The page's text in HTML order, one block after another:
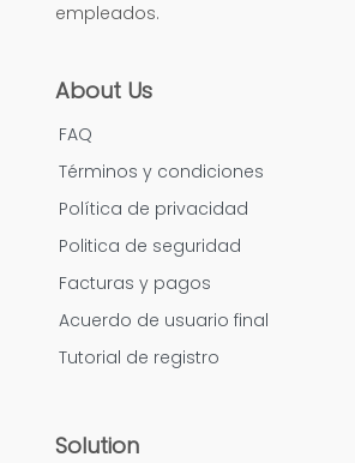
empleados.
About Us
FAQ
Términos y condiciones
Política de privacidad
Politica de seguridad
Facturas y pagos
Acuerdo de usuario final
Tutorial de registro
Solution